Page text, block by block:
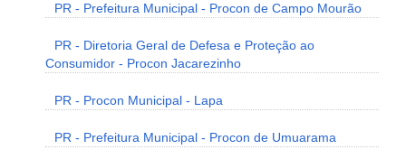
PR - Prefeitura Municipal - Procon de Campo Mourão
PR - Diretoria Geral de Defesa e Proteção ao
Consumidor - Procon Jacarezinho
PR - Procon Municipal - Lapa
PR - Prefeitura Municipal - Procon de Umuarama